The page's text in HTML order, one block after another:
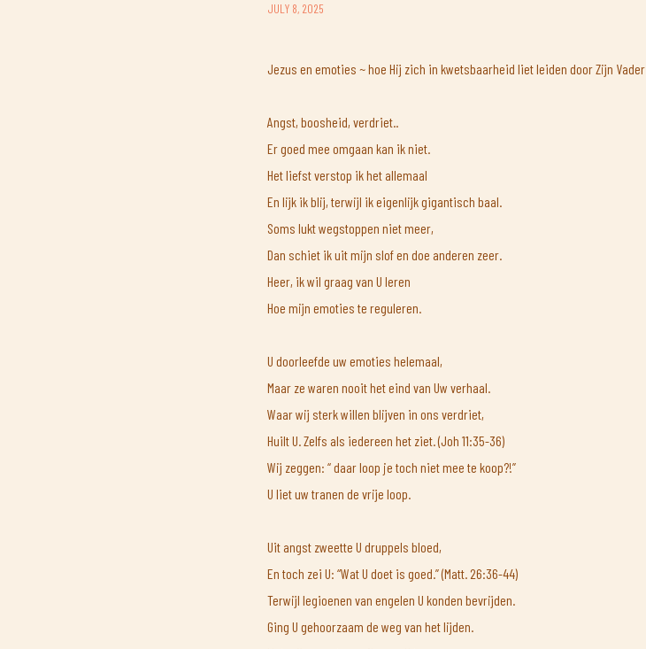
JULY 8, 2025
Jezus en emoties ~ hoe Hij zich in kwetsbaarheid liet leiden door Zijn Vader
Angst, boosheid, verdriet..
Er goed mee omgaan kan ik niet.
Het liefst verstop ik het allemaal
En lijk ik blij, terwijl ik eigenlijk gigantisch baal.
Soms lukt wegstoppen niet meer,
Dan schiet ik uit mijn slof en doe anderen zeer.
Heer, ik wil graag van U leren
Hoe mijn emoties te reguleren.
U doorleefde uw emoties helemaal,
Maar ze waren nooit het eind van Uw verhaal.
Waar wij sterk willen blijven in ons verdriet,
Huilt U. Zelfs als iedereen het ziet. (Joh 11:35-36)
Wij zeggen: “ daar loop je toch niet mee te koop?!”
U liet uw tranen de vrije loop.
Uit angst zweette U druppels bloed,
En toch zei U: “Wat U doet is goed.” (Matt. 26:36-44)
Terwijl legioenen van engelen U konden bevrijden.
Ging U gehoorzaam de weg van het lijden.